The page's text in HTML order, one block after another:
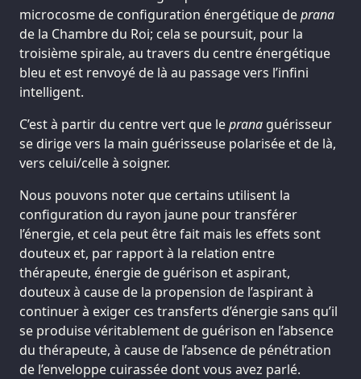
microcosme de configuration énergétique deprana
de la Chambre du Roi; cela se poursuit, pour la
troisième spirale, au travers du centre énergétique
bleu et est renvoyé de là au passage vers l’infini
intelligent.
C’est à partir du centre vert que leprana guérisseur
se dirige vers la main guérisseuse polarisée et de là,
vers celui/celle à soigner.
Nous pouvons noter que certains utilisent la
configuration du rayon jaune pour transférer
l’énergie, et cela peut être fait mais les effets sont
douteux et, par rapport à la relation entre
thérapeute, énergie de guérison et aspirant,
douteux à cause de la propension de l’aspirant à
continuer à exiger ces transferts d’énergie sans qu’il
se produise véritablement de guérison en l’absence
du thérapeute, à cause de l’absence de pénétration
de l’enveloppe cuirassée dont vous avez parlé.